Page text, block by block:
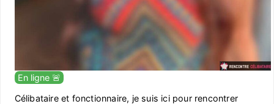
En ligne 🚨
Célibataire et fonctionnaire, je suis ici pour rencontrer